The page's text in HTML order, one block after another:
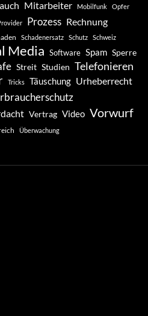
Mitarbeiter Mobilfunk Opfer
Prozess Rechnung
Schadenersatz Schutz Schweiz
Media Software Spam Sperre
Streit Studien Telefonieren
Tricks Täuschung Urheberrecht
Vertrag Video Vorwurf
Überwachung